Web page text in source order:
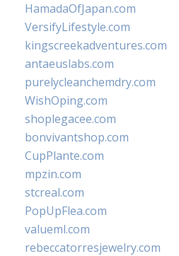
HamadaOfJapan.com
VersifyLifestyle.com
kingscreekadventures.com
antaeuslabs.com
purelycleanchemdry.com
WishOping.com
shoplegacee.com
bonvivantshop.com
CupPlante.com
mpzin.com
stcreal.com
PopUpFlea.com
valueml.com
rebeccatorresjewelry.com